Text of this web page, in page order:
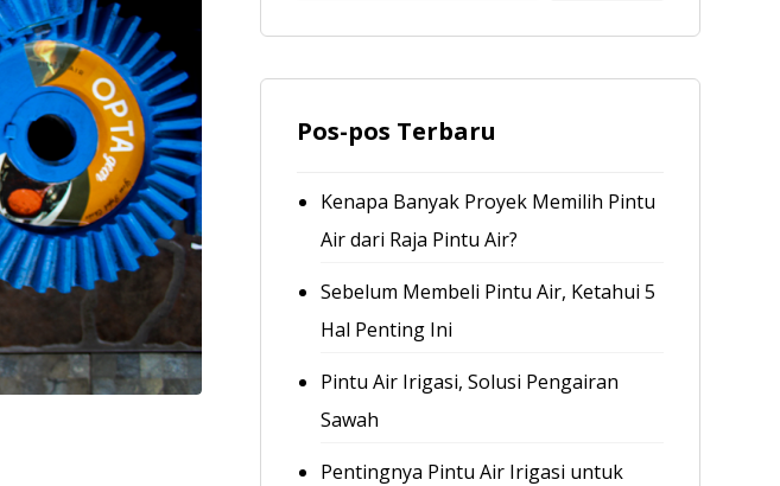
Pos-pos Terbaru
Kenapa Banyak Proyek Memilih Pintu
Air dari Raja Pintu Air?
Sebelum Membeli Pintu Air, Ketahui 5
Hal Penting Ini
Pintu Air Irigasi, Solusi Pengairan
Sawah
Pentingnya Pintu Air Irigasi untuk